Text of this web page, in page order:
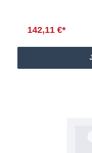
142,11 €*